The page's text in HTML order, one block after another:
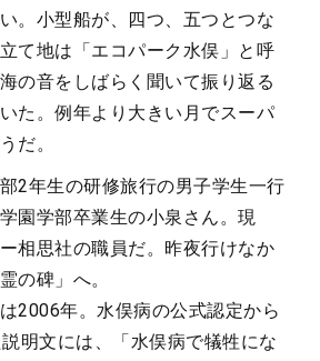
。小型船が、四つ、五つとつな
て地は「エコパーク水俣」と呼
の音をしばらく聞いて振り返る
た。例年より大きい月でスーパ
だ。
2年生の研修旅行の男子学生一行
園学部卒業生の小泉さん。現
相思社の職員だ。昨夜行けなか
の碑」へ。
2006年。水俣病の公式認定から
明文には、「水俣病で犠牲にな